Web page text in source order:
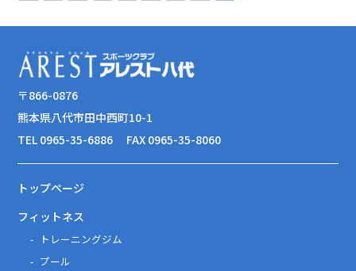
〒866-0876
熊本県八代市田中西町10-1
TEL 0965-35-6886
FAX 0965-35-8060
トップページ
フィットネス
トレーニングジム
プール